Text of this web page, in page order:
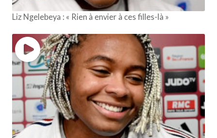
Liz Ngelebeya : « Rien à envier à ces filles-là »